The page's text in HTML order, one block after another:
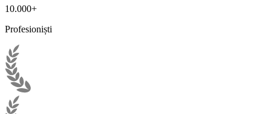
10.000+
Profesioniști